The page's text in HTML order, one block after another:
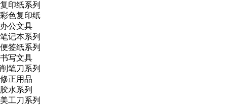
复印纸系列
彩色复印纸
办公文具
笔记本系列
便签纸系列
书写文具
削笔刀系列
修正用品
胶水系列
美工刀系列